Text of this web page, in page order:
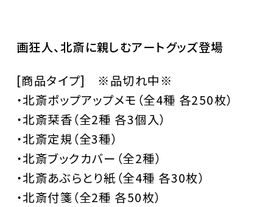
画狂人、北斎に親しむアートグッズ登場
[商品タイプ] ※品切れ中※
・北斎ポップアップメモ（全4種 各250枚）
・北斎栞香（全2種 各3個入）
・北斎定規（全3種）
・北斎ブックカバー（全2種）
・北斎あぶらとり紙（全4種 各30枚）
・北斎付箋（全2種 各50枚）